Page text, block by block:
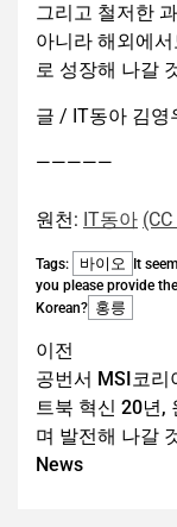
그리고 철저한
아니라 해외에
로 성장해 나갈
글 / IT동아 김영
—————
원천: IT동아
Tags: 바이오
It
you please provide
Korean? 홍릉
이전
공번서 MSI코리
트북 혁신 20년,
며 발전해 나갈
News